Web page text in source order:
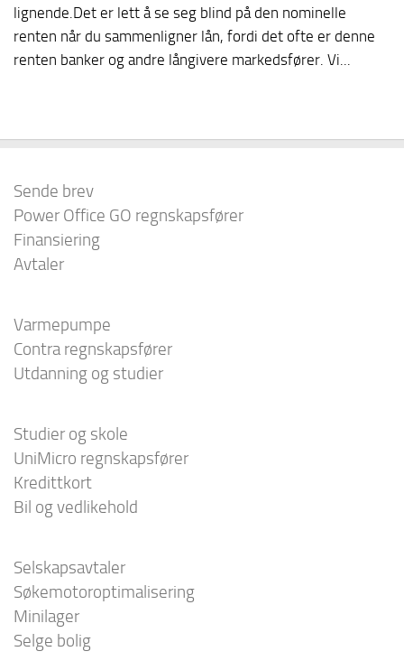
lignende.Det er lett å se seg blind på den nominelle
renten når du sammenligner lån, fordi det ofte er denne
renten banker og andre långivere markedsfører. Vi...
Sende brev
Power Office GO regnskapsfører
Finansiering
Avtaler
Varmepumpe
Contra regnskapsfører
Utdanning og studier
Studier og skole
UniMicro regnskapsfører
Kredittkort
Bil og vedlikehold
Selskapsavtaler
Søkemotoroptimalisering
Minilager
Selge bolig